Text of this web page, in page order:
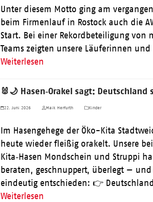
Unter diesem Motto ging am
beim Firmenlauf in Rostock auch die
Start. Bei einer Rekordbeteiligung von
Teams zeigten unsere Läuferinnen
Weiterlesen
🐰🌙 Hasen‑Orakel sagt: Deutschland
22. Juni 2026 Maik Herfurth Kinder
Im Hasengehege der Öko-Kita
heute wieder fleißig orakelt. Unsere
Kita‑Hasen Mondschein und Struppi
beraten, geschnuppert, überlegt —
eindeutig entschieden: 👉
Weiterlesen